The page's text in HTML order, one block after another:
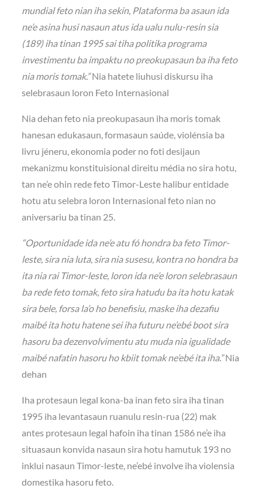
mundial feto nian iha sekin, Plataforma ba asaun ida
ne’e asina husi nasaun atus ida ualu nulu-resin sia
(189) iha tinan 1995 sai tiha politika programa
investimentu ba impaktu no preokupasaun ba iha feto
nia moris tomak.”Nia hatete liuhusi diskursu iha
selebrasaun loron Feto Internasional
Nia dehan feto nia preokupasaun iha moris tomak
hanesan edukasaun, formasaun saúde, violénsia ba
livru jéneru, ekonomia poder no foti desijaun
mekanizmu konstituisional direitu média no sira hotu,
tan ne’e ohin rede feto Timor-Leste halibur entidade
hotu atu selebra loron Internasional feto nian no
aniversariu ba tinan 25.
“Oportunidade ida ne’e atu fó hondra ba feto Timor-
leste, sira nia luta, sira nia susesu, kontra no hondra ba
ita nia rai Timor-leste, loron ida ne’e loron selebrasaun
ba rede feto tomak, feto sira hatudu ba ita hotu katak
sira bele, forsa la’o ho benefisiu, maske iha dezafiu
maibé ita hotu hatene sei iha futuru ne’ebé boot sira
hasoru ba dezenvolvimentu atu muda nia igualidade
maibé nafatin hasoru ho kbiit tomak ne’ebé ita iha.”Nia
dehan
Iha protesaun legal kona-ba inan feto sira iha tinan
1995 iha levantasaun ruanulu resin-rua (22) mak
antes protesaun legal hafoin iha tinan 1586 ne’e iha
situasaun konvida nasaun sira hotu hamutuk 193 no
inklui nasaun Timor-leste, ne’ebé involve iha violensia
domestika hasoru feto.